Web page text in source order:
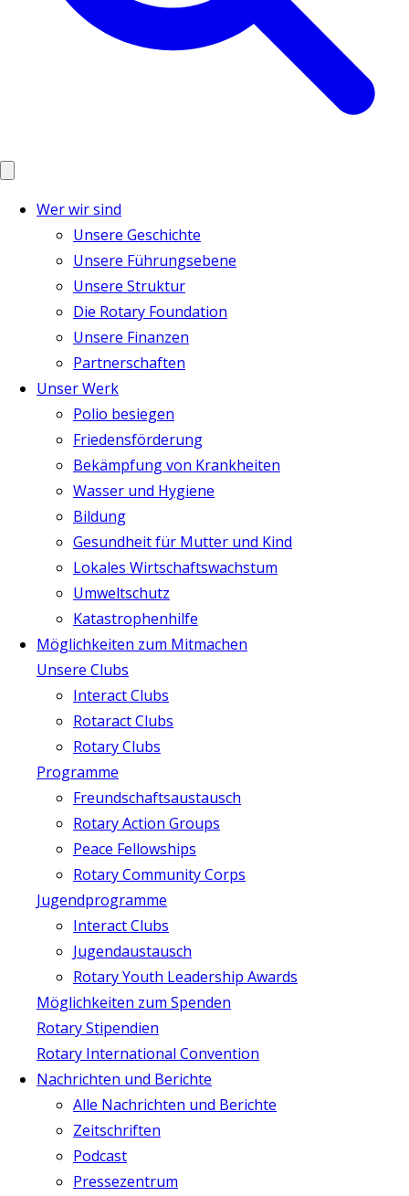
Wer wir sind
Unsere Geschichte
Unsere Führungsebene
Unsere Struktur
Die Rotary Foundation
Unsere Finanzen
Partnerschaften
Unser Werk
Polio besiegen
Friedensförderung
Bekämpfung von Krankheiten
Wasser und Hygiene
Bildung
Gesundheit für Mutter und Kind
Lokales Wirtschaftswachstum
Umweltschutz
Katastrophenhilfe
Möglichkeiten zum Mitmachen
Unsere Clubs
Interact Clubs
Rotaract Clubs
Rotary Clubs
Programme
Freundschaftsaustausch
Rotary Action Groups
Peace Fellowships
Rotary Community Corps
Jugendprogramme
Interact Clubs
Jugendaustausch
Rotary Youth Leadership Awards
Möglichkeiten zum Spenden
Rotary Stipendien
Rotary International Convention
Nachrichten und Berichte
Alle Nachrichten und Berichte
Zeitschriften
Podcast
Pressezentrum